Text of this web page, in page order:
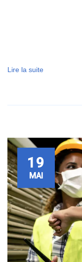
Lire la suite
19
MAI